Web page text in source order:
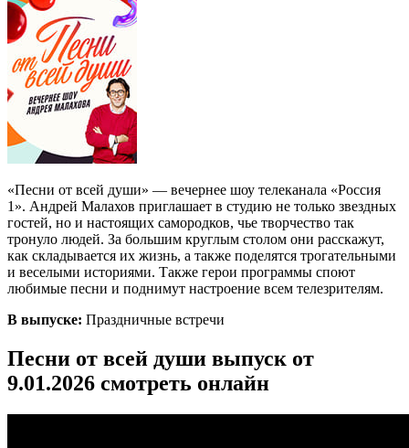
«Песни от всей души» — вечернее шоу телеканала «Россия
1». Андрей Малахов приглашает в студию не только звездных
гостей, но и настоящих самородков, чье творчество так
тронуло людей. За большим круглым столом они расскажут,
как складывается их жизнь, а также поделятся трогательными
и веселыми историями. Также герои программы споют
любимые песни и поднимут настроение всем телезрителям.
В выпуске: Праздничные встречи
Песни от всей души выпуск от
9.01.2026 смотреть онлайн